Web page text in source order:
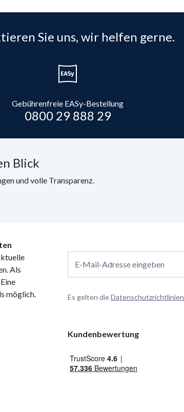
Sie uns, wir helfen gerne.
Gebührenfreie EASy-Bestellung
0800 29 888 29
Blick
und volle Transparenz.
Als
möglich.
E-Mail-Adresse eingeben
Es gelten dieDatenschutzrichtlinien
Kundenbewertung